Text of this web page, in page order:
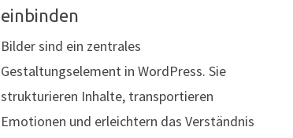
einbinden
Bilder sind ein zentrales
Gestaltungselement in WordPress. Sie
strukturieren Inhalte, transportieren
Emotionen und erleichtern das Verständnis